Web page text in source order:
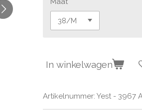
In winkelwagen
Artikelnummer: Yest - 3967